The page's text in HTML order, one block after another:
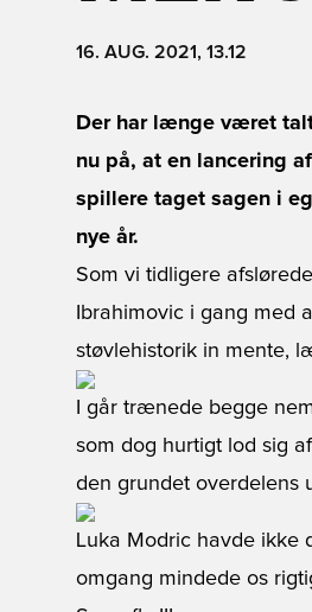
16. AUG. 2021, 13.12
Der har længe været
nu på, at en lancering
spillere taget sagen i
nye år.
Som vi tidligere
Ibrahimovic i gang med
støvlehistorik in mente,
I går trænede begge
som dog hurtigt lod sig
den grundet overdelens
Luka Modric havde ikke
omgang mindede os